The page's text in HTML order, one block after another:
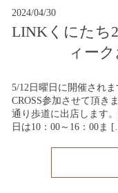
2024/04/30
LINKくにたち
ィー
5/12日曜日に開催され
CROSS参加させて頂き
通り歩道に出店します
日は10：00～16：00ま